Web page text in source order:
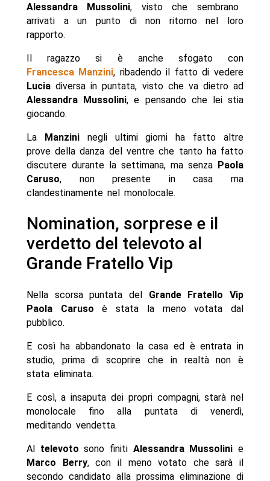
Alessandra Mussolini, visto che sembrano
arrivati a un punto di non ritorno nel loro
rapporto.
Il ragazzo si è anche sfogato con
Francesca Manzini, ribadendo il fatto di vedere
Luciadiversa in puntata, visto che va dietro ad
Alessandra Mussolini, e pensando che lei stia
giocando.
La Manzininegli ultimi giorni ha fatto altre
prove della danza del ventre che tanto ha fatto
discutere durante la settimana, ma senza Paola
Caruso, non presente in casa ma
clandestinamente nel monolocale.
Nomination, sorprese e il
verdetto del televoto al
Grande Fratello Vip
Nella scorsa puntata del Grande Fratello Vip
Paola Caruso è stata la meno votata dal
pubblico.
E così ha abbandonato la casa ed è entrata in
studio, prima di scoprire che in realtà non è
stata eliminata.
E così, a insaputa dei propri compagni, starà nel
monolocale fino alla puntata di venerdì,
meditando vendetta.
Al televotosono finiti Alessandra Mussolinie
Marco Berry, con il meno votato che sarà il
secondo candidato alla prossima eliminazione di